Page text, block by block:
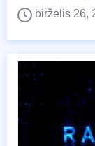
birželis 26,